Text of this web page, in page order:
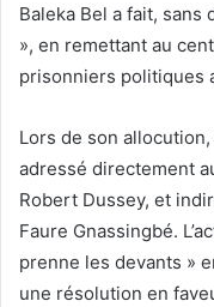
Baleka Bel a fait, sans
», en remettant au
prisonniers politiques
Lors de son allocution,
adressé directement
Robert Dussey, et
Faure Gnassingbé.
prenne les devants »
une résolution en